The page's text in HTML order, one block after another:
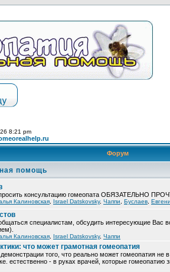
8:21 pm
Форум
помощь
консультацию гомеопата ОБЯЗАТЕЛЬНО
Калиновская Israel Datskovsky, Чаппи Буслаев
специалистам, обсудить интересующие Вас
Калиновская Israel Datskovsky, Чаппи
что может грамотная гомеопатия
того, что реально может гомеопатия не
естественно - в руках врачей, которые гомеопатию